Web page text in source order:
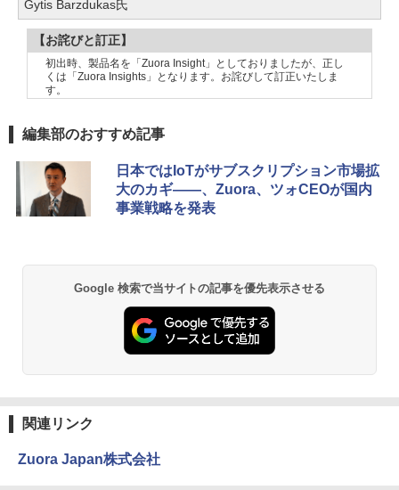
Gytis Barzdukas氏
【お詫びと訂正】
初出時、製品名を「Zuora Insight」としておりましたが、正し
くは「Zuora Insights」となります。お詫びして訂正いたしま
す。
編集部のおすすめ記事
日本ではIoTがサブスクリプション市場拡
大のカギ――、Zuora、ツォCEOが国内
事業戦略を発表
Google 検索で当サイトの記事を優先表示させる
関連リンク
Zuora Japan株式会社